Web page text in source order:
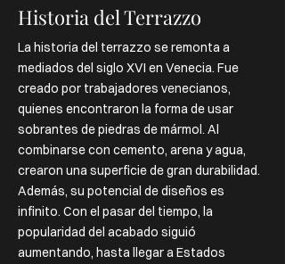
Historia del Terrazzo
La historia del terrazzo se remonta a
mediados del siglo XVI en Venecia. Fue
creado por trabajadores venecianos,
quienes encontraron la forma de usar
sobrantes de piedras de mármol. Al
combinarse con cemento, arena y agua,
crearon una superficie de gran durabilidad.
Además, su potencial de diseños es
infinito. Con el pasar del tiempo, la
popularidad del acabado siguió
aumentando, hasta llegar a Estados